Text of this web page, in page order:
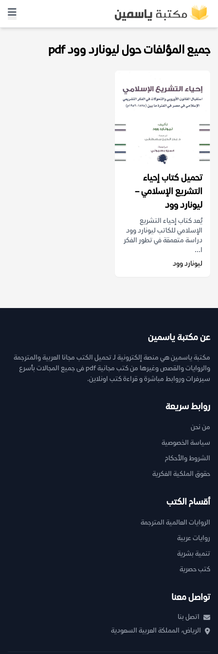
جميع المؤلفات حول ليونارد وود pdf
تحميل كتاب إحياء
التشريع الإسلامي –
ليونارد وود
يُعد كتاب إحياء التشريع
الإسلامي للكاتب ليونارد وود
دراسة متعمقة في تطور الفكر
ا...
ليونارد وود
عن مكتبة ياسمين
مكتبة ياسمين هي منصة إلكترونية لـ تحميل الكتب مجانا العربية والمترجمة
والروايات والقصص وغيرها من كتب مجانية pdf فى جميع المجالات بأسرع
سيرفرات وروابط مباشرة و قراءة كتب اونلاين.
روابط سريعة
من نحن
سياسة الخصوصية
الشروط والأحكام
حقوق الملكية الفكرية
أقسام الكتب
الروايات العالمية المترجمة
روايات عربية
تنمية بشرية
كتب حصرية
تواصل معنا
اتصل بنا
الرياض، المملكة العربية السعودية